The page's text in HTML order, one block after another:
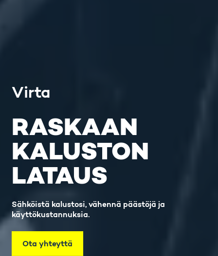
Virta
RASKAAN
KALUSTON
LATAUS
Sähköistä kalustosi, vähennä päästöjä ja
käyttökustannuksia.
Ota yhteyttä